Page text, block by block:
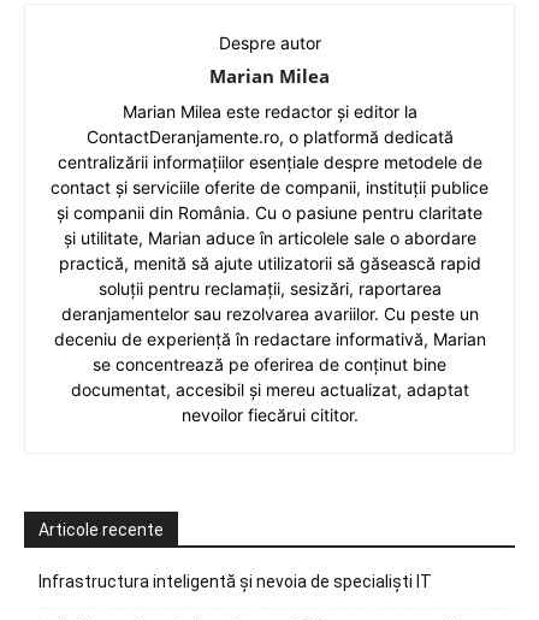
Despre autor
Marian Milea
Marian Milea este redactor și editor la
ContactDeranjamente.ro, o platformă dedicată
centralizării informațiilor esențiale despre metodele de
contact și serviciile oferite de companii, instituții publice
și companii din România. Cu o pasiune pentru claritate
și utilitate, Marian aduce în articolele sale o abordare
practică, menită să ajute utilizatorii să găsească rapid
soluții pentru reclamații, sesizări, raportarea
deranjamentelor sau rezolvarea avariilor. Cu peste un
deceniu de experiență în redactare informativă, Marian
se concentrează pe oferirea de conținut bine
documentat, accesibil și mereu actualizat, adaptat
nevoilor fiecărui cititor.
Articole recente
Infrastructura inteligentă și nevoia de specialiști IT